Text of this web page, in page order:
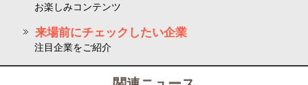
お楽しみコンテンツ
来場前にチェックしたい企業
注目企業をご紹介